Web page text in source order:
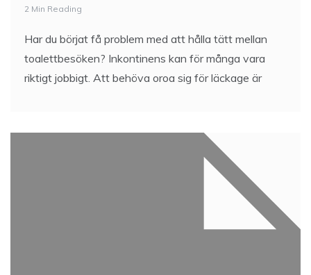
2 Min Reading
Har du börjat få problem med att hålla tätt mellan
toalettbesöken? Inkontinens kan för många vara
riktigt jobbigt. Att behöva oroa sig för läckage är